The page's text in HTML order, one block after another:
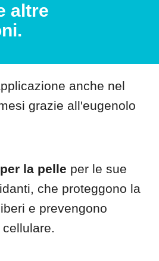
altre
anche nel
grazie all'eugenolo
la pelle per le sue
che proteggono la
e prevengono